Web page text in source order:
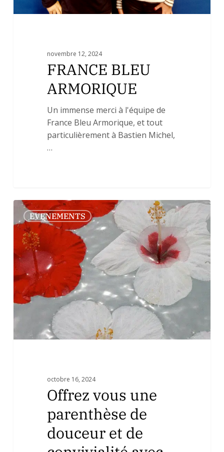
novembre 12, 2024
FRANCE BLEU
ARMORIQUE
Un immense merci à l'équipe de
France Bleu Armorique, et tout
particulièrement à Bastien Michel,
…
Offrez
vous
une
parenthèse
de
douceur
et
de
convivialité
avec
vos
proches
EVENEMENTS
octobre 16, 2024
Offrez vous une
parenthèse de
douceur et de
0